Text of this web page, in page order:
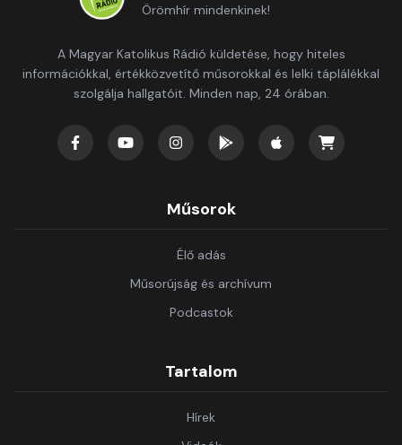
Örömhír mindenkinek!
A Magyar Katolikus Rádió küldetése, hogy hiteles
információkkal, értékközvetítő műsorokkal és lelki táplálékkal
szolgálja hallgatóit. Minden nap, 24 órában.
Műsorok
Élő adás
Műsorújság és archívum
Podcastok
Tartalom
Hírek